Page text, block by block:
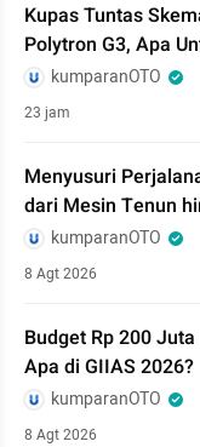
Kupas Tuntas
Polytron G3, Apa
kumparanOTO
23 jam
Menyusuri
dari Mesin Tenun
kumparanOTO
8 Agt 2026
Budget Rp 200
Apa di GIIAS 2026?
kumparanOTO
8 Agt 2026